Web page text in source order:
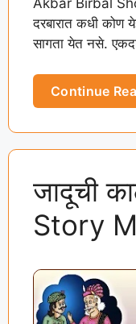
दरबारात कधी कोण
सागता येत नसे.
Continue
जादूची
Story